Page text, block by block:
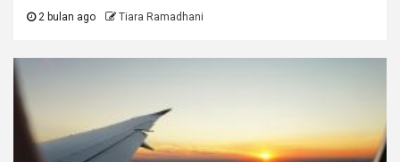
2 bulan ago Tiara Ramadhani